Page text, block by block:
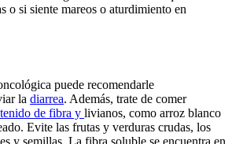
o si siente mareos o aturdimiento en
puede recomendarle
la diarrea. Además, trate de comer
de fibra y livianos, como arroz blanco
Evite las frutas y verduras crudas, los